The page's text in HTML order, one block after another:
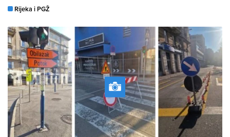
Rijeka i PGŽ